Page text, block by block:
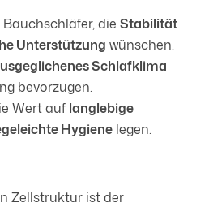
die Stabilität
Unterstützung wünschen.
Schlafklima
bevorzugen.
Wert auf langlebige
Hygiene legen.
Zellstruktur ist der